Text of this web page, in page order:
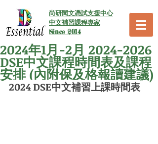
尚研閱文憑試支援中心
中文補習課程專家
Since 2014
2024年1月-2月 2024-2026
DSE中文課程時間表及課程
安排 (內附保及格報讀建議)
2024 DSE中文補習上課時間表